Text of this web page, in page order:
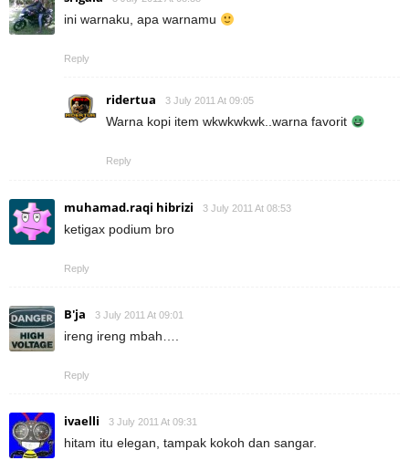
ini warnaku, apa warnamu
Reply
ridertua 3 July 2011 At 09:05
Warna kopi item wkwkwkwk..warna favorit
Reply
muhamad.raqi hibrizi 3 July 2011 At 08:53
ketigax podium bro
Reply
B'ja 3 July 2011 At 09:01
ireng ireng mbah….
Reply
ivaelli 3 July 2011 At 09:31
hitam itu elegan, tampak kokoh dan sangar.